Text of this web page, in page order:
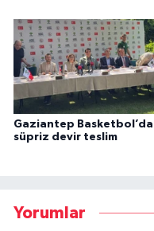
Gaziantep Basketbol’da
süpriz devir teslim
Yorumlar